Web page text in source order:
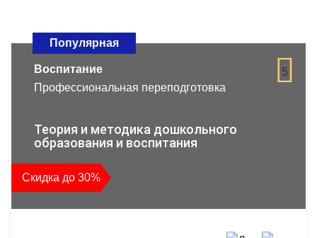
Популярная
5
Воспитание
Профессиональная переподготовка
Теория и методика дошкольного
образования и воспитания
Скидка до 30%